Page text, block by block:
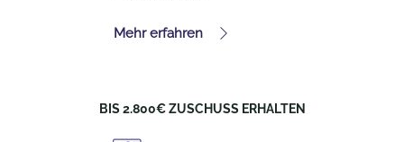
Mehr erfahren
BIS 2.800€ ZUSCHUSS ERHALTEN